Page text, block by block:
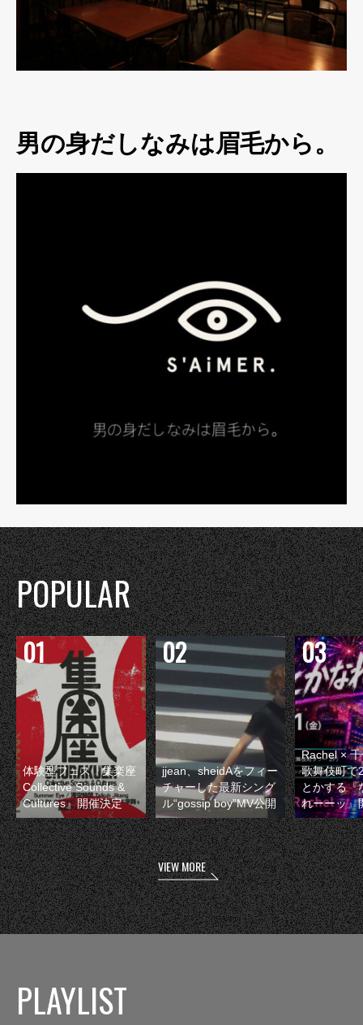
男の身だしなみは眉毛から。
POPULAR
体験型フェス『集楽座
Collective Sounds &
Cultures』開催決定
jjean、sheidAをフィー
チャーした最新シング
ル“gossip boy”MV公開
Rachel ×
歌舞伎町で
とかする『
れーーッ』
VIEW MORE
PLAYLIST